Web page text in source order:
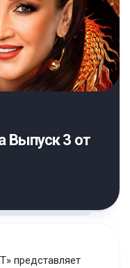
Выпуск 3 от
представляет